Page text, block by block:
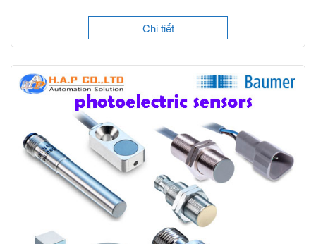
Chi tiết